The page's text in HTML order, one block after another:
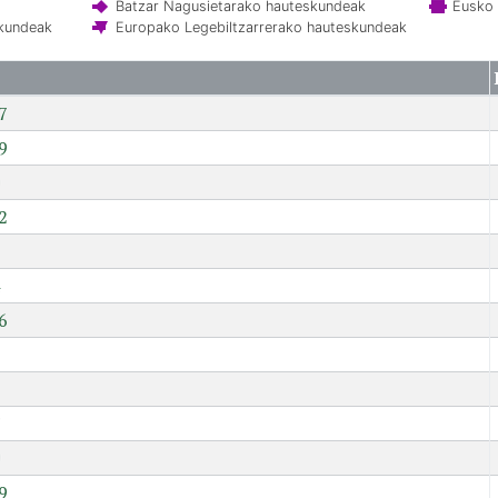
Batzar Nagusietarako hauteskundeak
Europako Legebiltzarrerako hauteskundeak